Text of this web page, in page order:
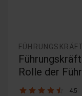
Rolle der
4.5 / 5 4.5